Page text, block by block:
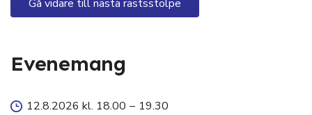
Gå vidare till nästa rastsstolpe
Evenemang
12.8.2026 kl. 18.00 – 19.30